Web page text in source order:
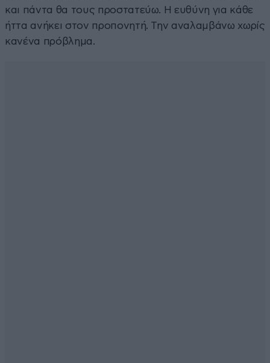
και πάντα θα τους προστατεύω. Η ευθύνη για κάθε
ήττα ανήκει στον προπονητή. Την αναλαμβάνω χωρίς
κανένα πρόβλημα.